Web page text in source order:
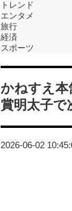
トレンド
エンタメ
旅行
経済
スポーツ
かねすえ本
賞明太子で
2026-06-02